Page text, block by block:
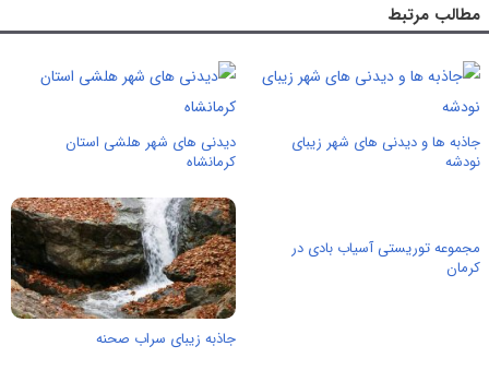
مطالب مرتبط
جاذبه ها و دیدنی های شهر زیبای
نودشه
دیدنی های شهر هلشی استان
کرمانشاه
مجموعه توریستی آسیاب بادی در
کرمان
جاذبه زیبای سراب صحنه